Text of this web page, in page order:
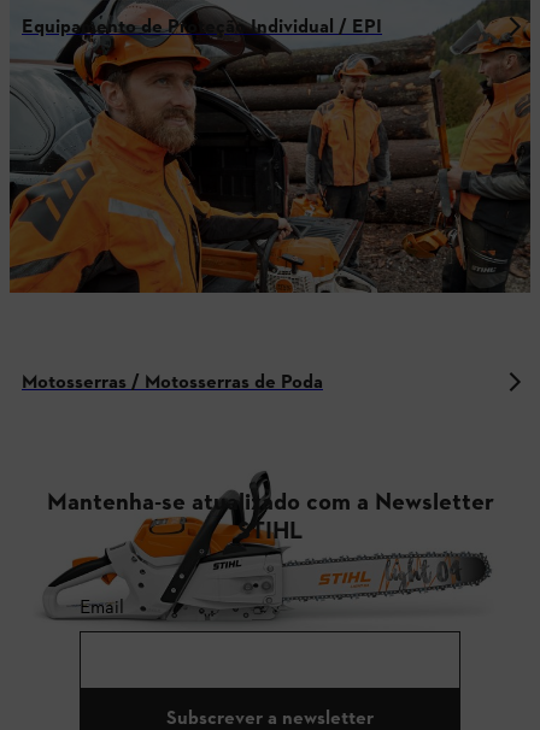
Equipamento de Proteção Individual / EPI
Motosserras / Motosserras de Poda
Mantenha-se atualizado com a Newsletter
STIHL
Email
Subscrever a newsletter